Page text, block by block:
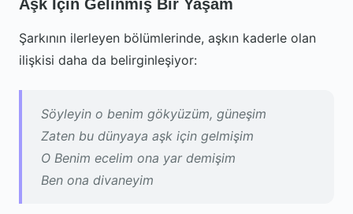
Aşk İçin Gelinmiş Bir Yaşam
Şarkının ilerleyen bölümlerinde, aşkın kaderle olan
ilişkisi daha da belirginleşiyor:
Söyleyin o benim gökyüzüm, güneşim
Zaten bu dünyaya aşk için gelmişim
O Benim ecelim ona yar demişim
Ben ona divaneyim